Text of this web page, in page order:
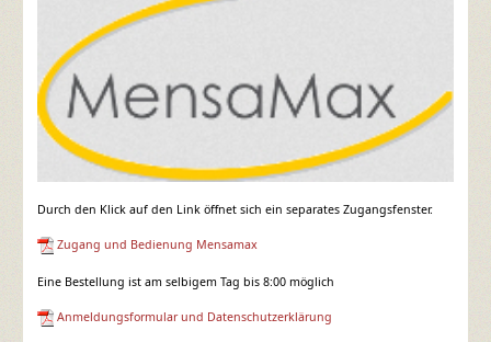
Durch den Klick auf den Link öffnet sich ein separates Zugangsfenster.
Zugang und Bedienung Mensamax
Eine Bestellung ist am selbigem Tag bis 8:00 möglich
Anmeldungsformular und Datenschutzerklärung